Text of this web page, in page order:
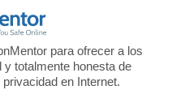
para ofrecer a los
y totalmente honesta de
en Internet.